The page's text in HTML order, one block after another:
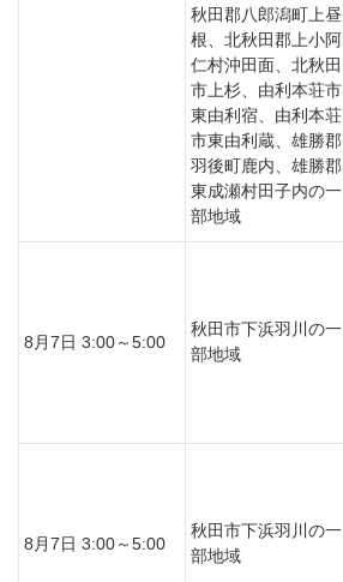
秋田郡八郎潟町上昼
根、北秋田郡上小阿
仁村沖田面、北秋田
市上杉、由利本荘市
東由利宿、由利本荘
市東由利蔵、雄勝郡
羽後町鹿内、雄勝郡
東成瀬村田子内の一
部地域
8月7日 3:00～5:00
秋田市下浜羽川の一
部地域
8月7日 3:00～5:00
秋田市下浜羽川の一
部地域